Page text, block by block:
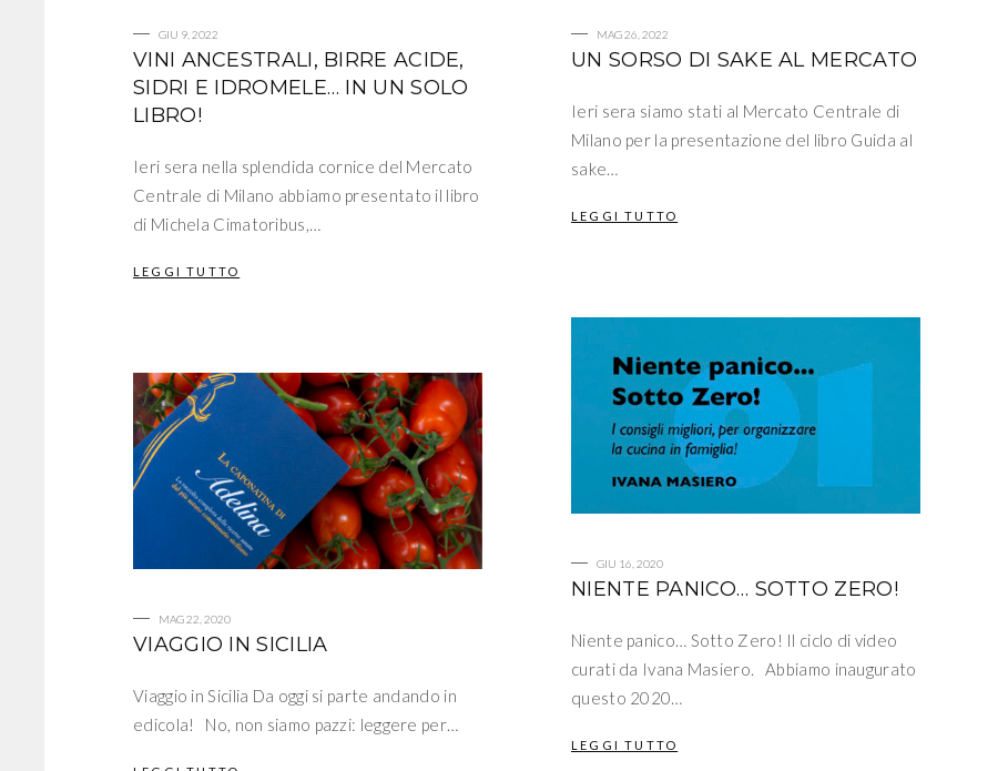
GIU 9, 2022
VINI ANCESTRALI, BIRRE ACIDE,
SIDRI E IDROMELE… IN UN SOLO
LIBRO!
Ieri sera nella splendida cornice del Mercato
Centrale di Milano abbiamo presentato il libro
di Michela Cimatoribus,…
LEGGI TUTTO
MAG 26, 2022
UN SORSO DI SAKE AL MERCATO
Ieri sera siamo stati al Mercato Centrale di
Milano per la presentazione del libro Guida al
sake…
LEGGI TUTTO
GIU 16, 2020
NIENTE PANICO… SOTTO ZERO!
Niente panico… Sotto Zero! Il ciclo di video
curati da Ivana Masiero. Abbiamo inaugurato
questo 2020…
LEGGI TUTTO
MAG 22, 2020
VIAGGIO IN SICILIA
Viaggio in Sicilia Da oggi si parte andando in
edicola! No, non siamo pazzi: leggere per…